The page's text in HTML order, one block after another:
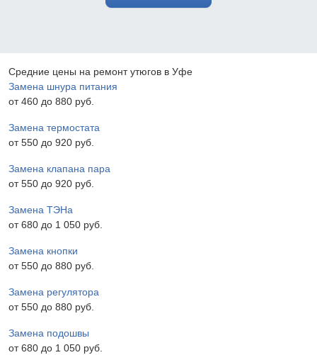
Средние цены на ремонт утюгов в Уфе
Замена шнура питания
от 460 до 880 pyб.
Замена термостата
от 550 до 920 pyб.
Замена клапана пара
от 550 до 920 pyб.
Замена ТЭНа
от 680 до 1 050 pyб.
Замена кнопки
от 550 до 880 pyб.
Замена регулятора
от 550 до 880 pyб.
Замена подошвы
от 680 до 1 050 pyб.